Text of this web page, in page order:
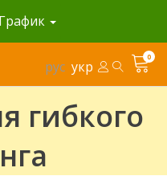
График
рус укр
0
гибкого